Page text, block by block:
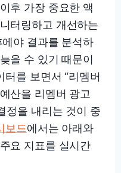
후 가장 중요한 액
터링하고 개선하는
야 결과를 분석하
을 수 있기 때문이
터를 보면서 “리멤버
산을 리멤버 광고
정을 내리는 것이 중
보드에서는 아래와
요 지표를 실시간